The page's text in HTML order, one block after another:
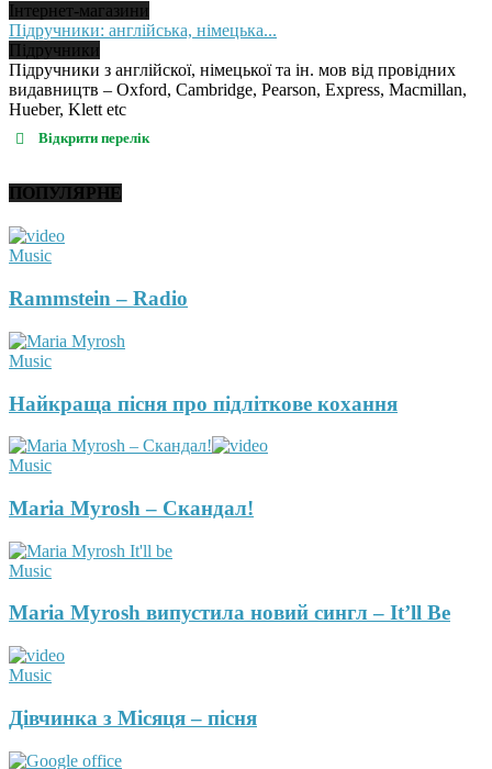
Інтернет-магазини
Підручники: англійська, німецька...
Підручники
Підручники з англійскої, німецької та ін. мов від провідних
видавництв – Oxford, Cambridge, Pearson, Express, Macmillan,
Hueber, Klett etc
Відкрити перелік
ПОПУЛЯРНЕ
Music
Rammstein – Radio
Music
Найкраща пісня про підліткове кохання
Music
Maria Myrosh – Скандал!
Music
Maria Myrosh випустила новий сингл – It’ll Be
Music
Дівчинка з Місяця – пісня